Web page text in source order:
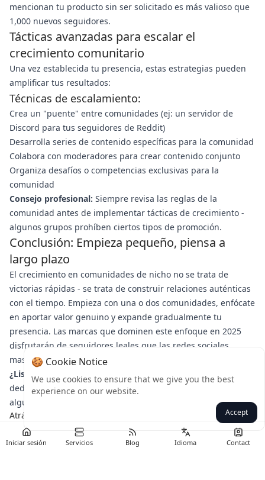
Iniciar sesión Servicios Blog Idioma Contact
mencionan tu producto sin ser solicitado es más valioso que
1,000 nuevos seguidores.
Tácticas avanzadas para escalar el
crecimiento comunitario
Una vez establecida tu presencia, estas estrategias pueden
amplificar tus resultados:
Técnicas de escalamiento:
Crea un "puente" entre comunidades (ej: un servidor de
Discord para tus seguidores de Reddit)
Desarrolla series de contenido específicas para la comunidad
Colabora con moderadores para crear contenido conjunto
Organiza desafíos o competencias exclusivas para la
comunidad
Consejo profesional: Siempre revisa las reglas de la
comunidad antes de implementar tácticas de crecimiento -
algunos grupos prohíben ciertos tipos de promoción.
Conclusión: Empieza pequeño, piensa a
largo plazo
El crecimiento en comunidades de nicho no se trata de
victorias rápidas - se trata de construir relaciones auténticas
con el tiempo. Empieza con una o dos comunidades, enfócate
en aportar valor genuino y expande gradualmente tu
presencia. Las marcas que dominen este enfoque en 2025
disfrutarán de seguidores leales que las redes sociales
masivas no pueden igualar.
¿Listo para crecer?
Elige hoy una comunidad de nicho y
dedica 30 minutos a aportar valor sin hacer promoción
alguna. Los resultados a largo plazo te sorprenderán.
Atrás
🍪 Cookie Notice
We use cookies to ensure that we give you the best
experience on our website.
Accept